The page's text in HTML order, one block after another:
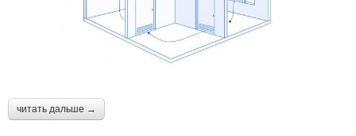
читать дальше →